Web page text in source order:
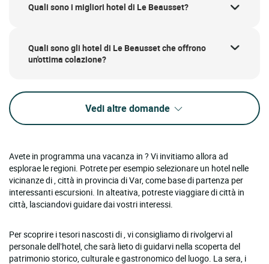
Quali sono i migliori hotel di Le Beausset?
Quali sono gli hotel di Le Beausset che offrono
un'ottima colazione?
Vedi altre domande
Avete in programma una vacanza in ? Vi invitiamo allora ad
esplorae le regioni. Potrete per esempio selezionare un hotel nelle
vicinanze di , città in provincia di Var, come base di partenza per
interessanti escursioni. In alteativa, potreste viaggiare di città in
città, lasciandovi guidare dai vostri interessi.
Per scoprire i tesori nascosti di , vi consigliamo di rivolgervi al
personale dell’hotel, che sarà lieto di guidarvi nella scoperta del
patrimonio storico, culturale e gastronomico del luogo. La sera, i